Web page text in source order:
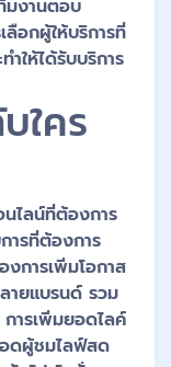
มงานตอบ
ลือกผู้ให้บริการที่
ให้ได้รับบริการ
ใคร
นไลน์ที่ต้องการ
ารที่ต้องการ
งการเพิ่มโอกาส
ายแบรนด์ รวม
การเพิ่มยอดไลค์
ดผู้ชมไลฟ์สด